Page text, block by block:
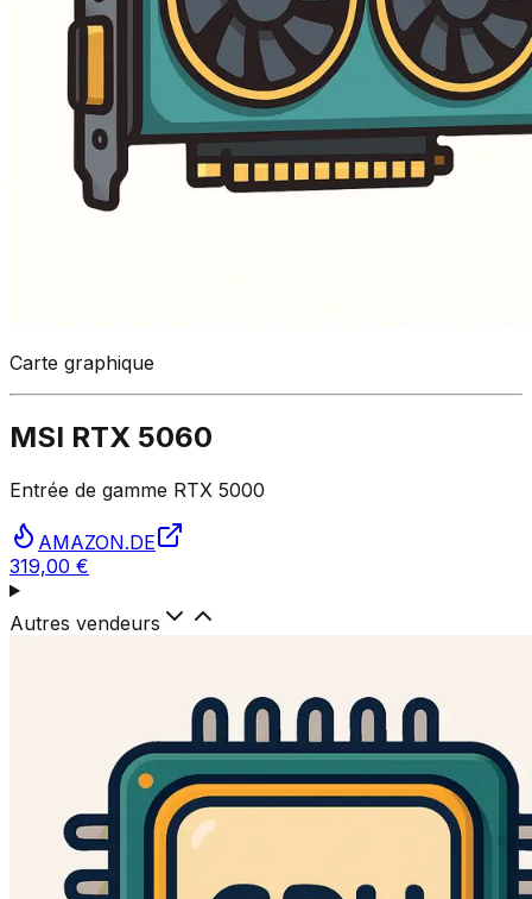
Carte graphique
MSI RTX 5060
Entrée de gamme RTX 5000
AMAZON.DE
319,00 €
Autres vendeurs